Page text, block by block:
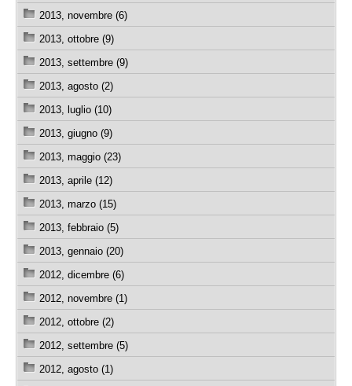
2013, novembre (6)
2013, ottobre (9)
2013, settembre (9)
2013, agosto (2)
2013, luglio (10)
2013, giugno (9)
2013, maggio (23)
2013, aprile (12)
2013, marzo (15)
2013, febbraio (5)
2013, gennaio (20)
2012, dicembre (6)
2012, novembre (1)
2012, ottobre (2)
2012, settembre (5)
2012, agosto (1)